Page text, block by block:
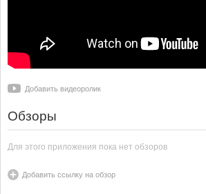
Добавить видеоролик
Обзоры
Для этого приложения пока нет обзоров
Добавить ссылку на обзор